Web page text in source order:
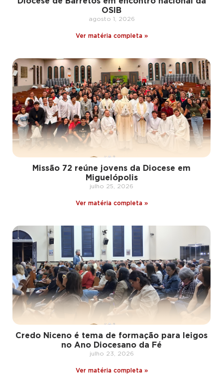
OSIB
agosto 1, 2026
Ver matéria completa »
Missão 72 reúne jovens da Diocese em
Miguelópolis
julho 25, 2026
Ver matéria completa »
Credo Niceno é tema de formação para leigos
no Ano Diocesano da Fé
julho 23, 2026
Ver matéria completa »